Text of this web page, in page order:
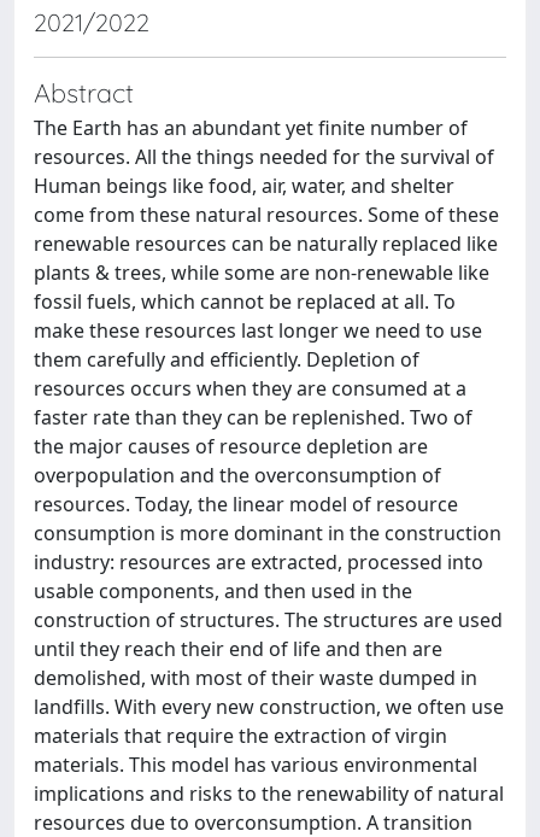
2021/2022
Abstract
The Earth has an abundant yet finite number of
resources. All the things needed for the survival of
Human beings like food, air, water, and shelter
come from these natural resources. Some of these
renewable resources can be naturally replaced like
plants & trees, while some are non-renewable like
fossil fuels, which cannot be replaced at all. To
make these resources last longer we need to use
them carefully and efficiently. Depletion of
resources occurs when they are consumed at a
faster rate than they can be replenished. Two of
the major causes of resource depletion are
overpopulation and the overconsumption of
resources. Today, the linear model of resource
consumption is more dominant in the construction
industry: resources are extracted, processed into
usable components, and then used in the
construction of structures. The structures are used
until they reach their end of life and then are
demolished, with most of their waste dumped in
landfills. With every new construction, we often use
materials that require the extraction of virgin
materials. This model has various environmental
implications and risks to the renewability of natural
resources due to overconsumption. A transition